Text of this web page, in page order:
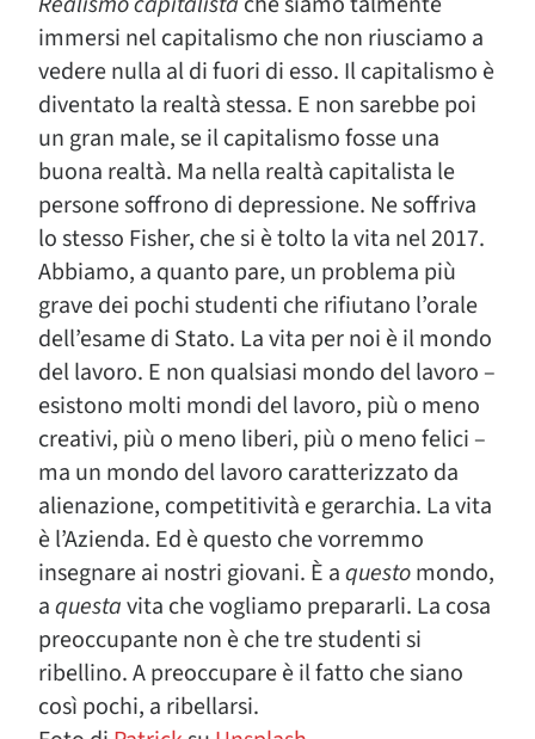
immersi nel capitalismo che non riusciamo a
vedere nulla al di fuori di esso. Il capitalismo è
diventato la realtà stessa. E non sarebbe poi
un gran male, se il capitalismo fosse una
buona realtà. Ma nella realtà capitalista le
persone soffrono di depressione. Ne soffriva
lo stesso Fisher, che si è tolto la vita nel 2017.
Abbiamo, a quanto pare, un problema più
grave dei pochi studenti che rifiutano l’orale
dell’esame di Stato. La vita per noi è il mondo
del lavoro. E non qualsiasi mondo del lavoro –
esistono molti mondi del lavoro, più o meno
creativi, più o meno liberi, più o meno felici –
ma un mondo del lavoro caratterizzato da
alienazione, competitività e gerarchia. La vita
è l’Azienda. Ed è questo che vorremmo
insegnare ai nostri giovani. È aquestomondo,
aquestavita che vogliamo prepararli. La cosa
preoccupante non è che tre studenti si
ribellino. A preoccupare è il fatto che siano
così pochi, a ribellarsi.